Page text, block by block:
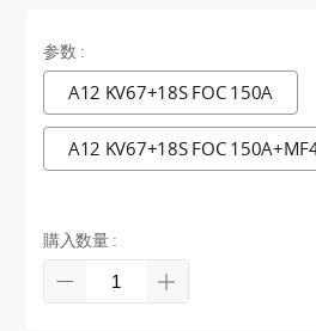
参数 :
A12 KV67+18S FOC 150A
A12 KV67+18S FOC
購入数量 :